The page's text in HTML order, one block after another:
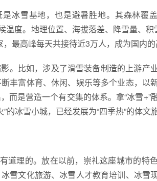
冰雪基地，也是避暑胜地。其森林覆
度。地理位置、海拔落差、降雪量、
最高峰每天共接待近3万人，成为国内的
影。比如，涉及了滑雪装备制造的上游
丰富体育、休闲、娱乐等多个业态，以
是营造一个有交集的体系。拿“冰雪+”
冰雪小城，已经发展为“四季热”的体文
道理的。放在以前，崇礼这座城市的特
雪文化旅游、冰雪人才教育培训、冰雪